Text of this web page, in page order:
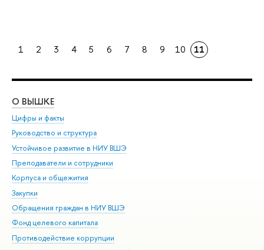
1 2 3 4 5 6 7 8 9 10 11
О ВЫШКЕ
Цифры и факты
Руководство и структура
Устойчивое развитие в НИУ ВШЭ
Преподаватели и сотрудники
Корпуса и общежития
Закупки
Обращения граждан в НИУ ВШЭ
Фонд целевого капитала
Противодействие коррупции